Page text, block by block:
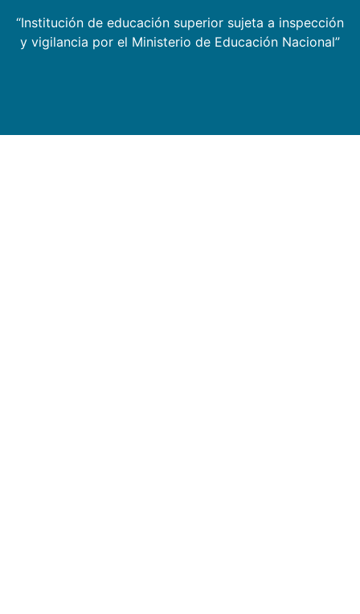
“Institución de educación superior sujeta a inspección
y vigilancia por el Ministerio de Educación Nacional”